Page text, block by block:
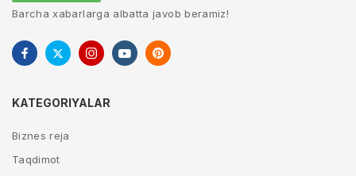
Barcha xabarlarga albatta javob beramiz!
KATEGORIYALAR
Biznes reja
Taqdimot